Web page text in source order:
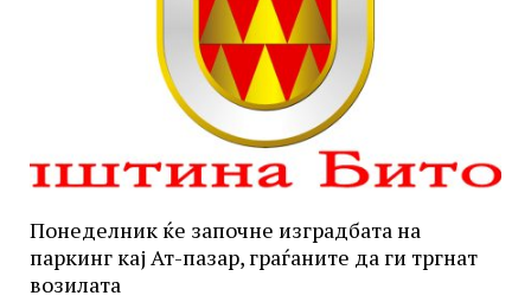
Понеделник ќе започне изградбата на
паркинг кај Ат-пазар, граѓаните да ги тргнат
возилата